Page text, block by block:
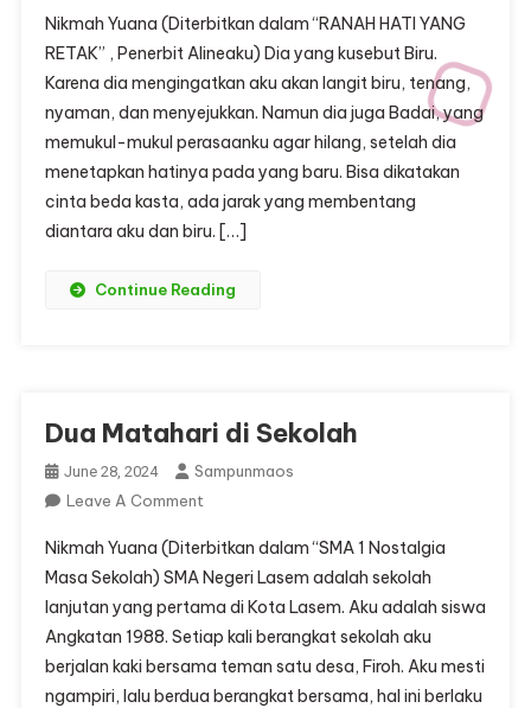
Hati
Terhebat:
Dia
Yang
Kusebut
Biru
Nikmah Yuana (Diterbitkan dalam “RANAH HATI YANG
RETAK” , Penerbit Alineaku) Dia yang kusebut Biru.
Karena dia mengingatkan aku akan langit biru, tenang,
nyaman, dan menyejukkan. Namun dia juga Badai, yang
memukul-mukul perasaanku agar hilang, setelah dia
menetapkan hatinya pada yang baru. Bisa dikatakan
cinta beda kasta, ada jarak yang membentang
diantara aku dan biru. […]
Continue Reading
Dua Matahari di Sekolah
June 28, 2024
Sampunmaos
Leave A CommentOn
Matahari
Di
Sekolah
Nikmah Yuana (Diterbitkan dalam “SMA 1 Nostalgia
Masa Sekolah) SMA Negeri Lasem adalah sekolah
lanjutan yang pertama di Kota Lasem. Aku adalah siswa
Angkatan 1988. Setiap kali berangkat sekolah aku
berjalan kaki bersama teman satu desa, Firoh. Aku mesti
ngampiri, lalu berdua berangkat bersama, hal ini berlaku